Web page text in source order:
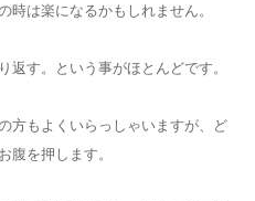
時は楽になるかもしれません。
返す。という事がほとんどです。
方もよくいらっしゃいますが、ど
腹を押します。